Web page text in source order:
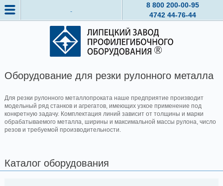
Оборудование для резки рулонного металла
Для резки рулонного металлопроката наше предприятие производит
модельный ряд станков и агрегатов, имеющих узкое применение под
конкретную задачу. Комплектация линий зависит от толщины и марки
обрабатываемого металла, ширины и максимальной массы рулона, число
резов и требуемой производительности.
Каталог оборудования
8 800200-00-95
4742 44-76-44